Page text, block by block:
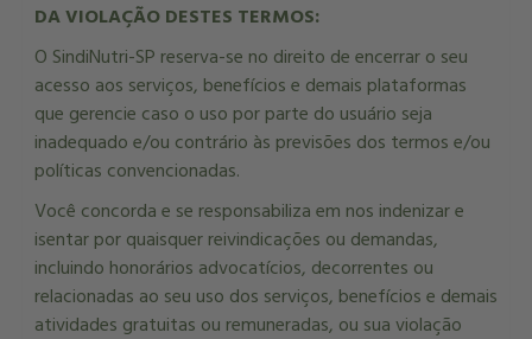
DA VIOLAÇÃO DESTES TERMOS:
O SindiNutri-SP reserva-se no direito de encerrar o seu
acesso aos serviços, benefícios e demais plataformas
que gerencie caso o uso por parte do usuário seja
inadequado e/ou contrário às previsões dos termos e/ou
políticas convencionadas.
Você concorda e se responsabiliza em nos indenizar e
isentar por quaisquer reivindicações ou demandas,
incluindo honorários advocatícios, decorrentes ou
relacionadas ao seu uso dos serviços, benefícios e demais
atividades gratuitas ou remuneradas, ou sua violação